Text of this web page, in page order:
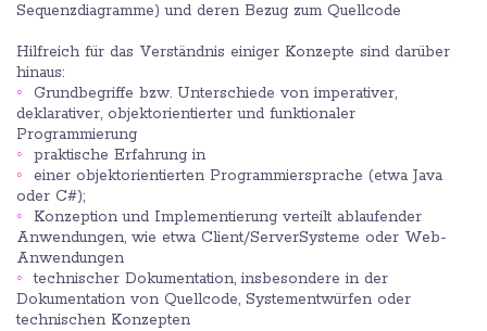
Sequenzdiagramme) und deren Bezug zum Quellcode
Hilfreich für das Verständnis einiger Konzepte sind darüber
hinaus:
Grundbegriffe bzw. Unterschiede von imperativer,
deklarativer, objektorientierter und funktionaler
Programmierung
praktische Erfahrung in
einer objektorientierten Programmiersprache (etwa Java
oder C#);
Konzeption und Implementierung verteilt ablaufender
Anwendungen, wie etwa Client/ServerSysteme oder Web-
Anwendungen
technischer Dokumentation, insbesondere in der
Dokumentation von Quellcode, Systementwürfen oder
technischen Konzepten